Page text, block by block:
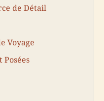
de Détail
Voyage